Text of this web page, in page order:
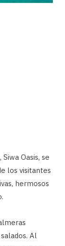
Oasis, se
los visitantes
hermosos
Al